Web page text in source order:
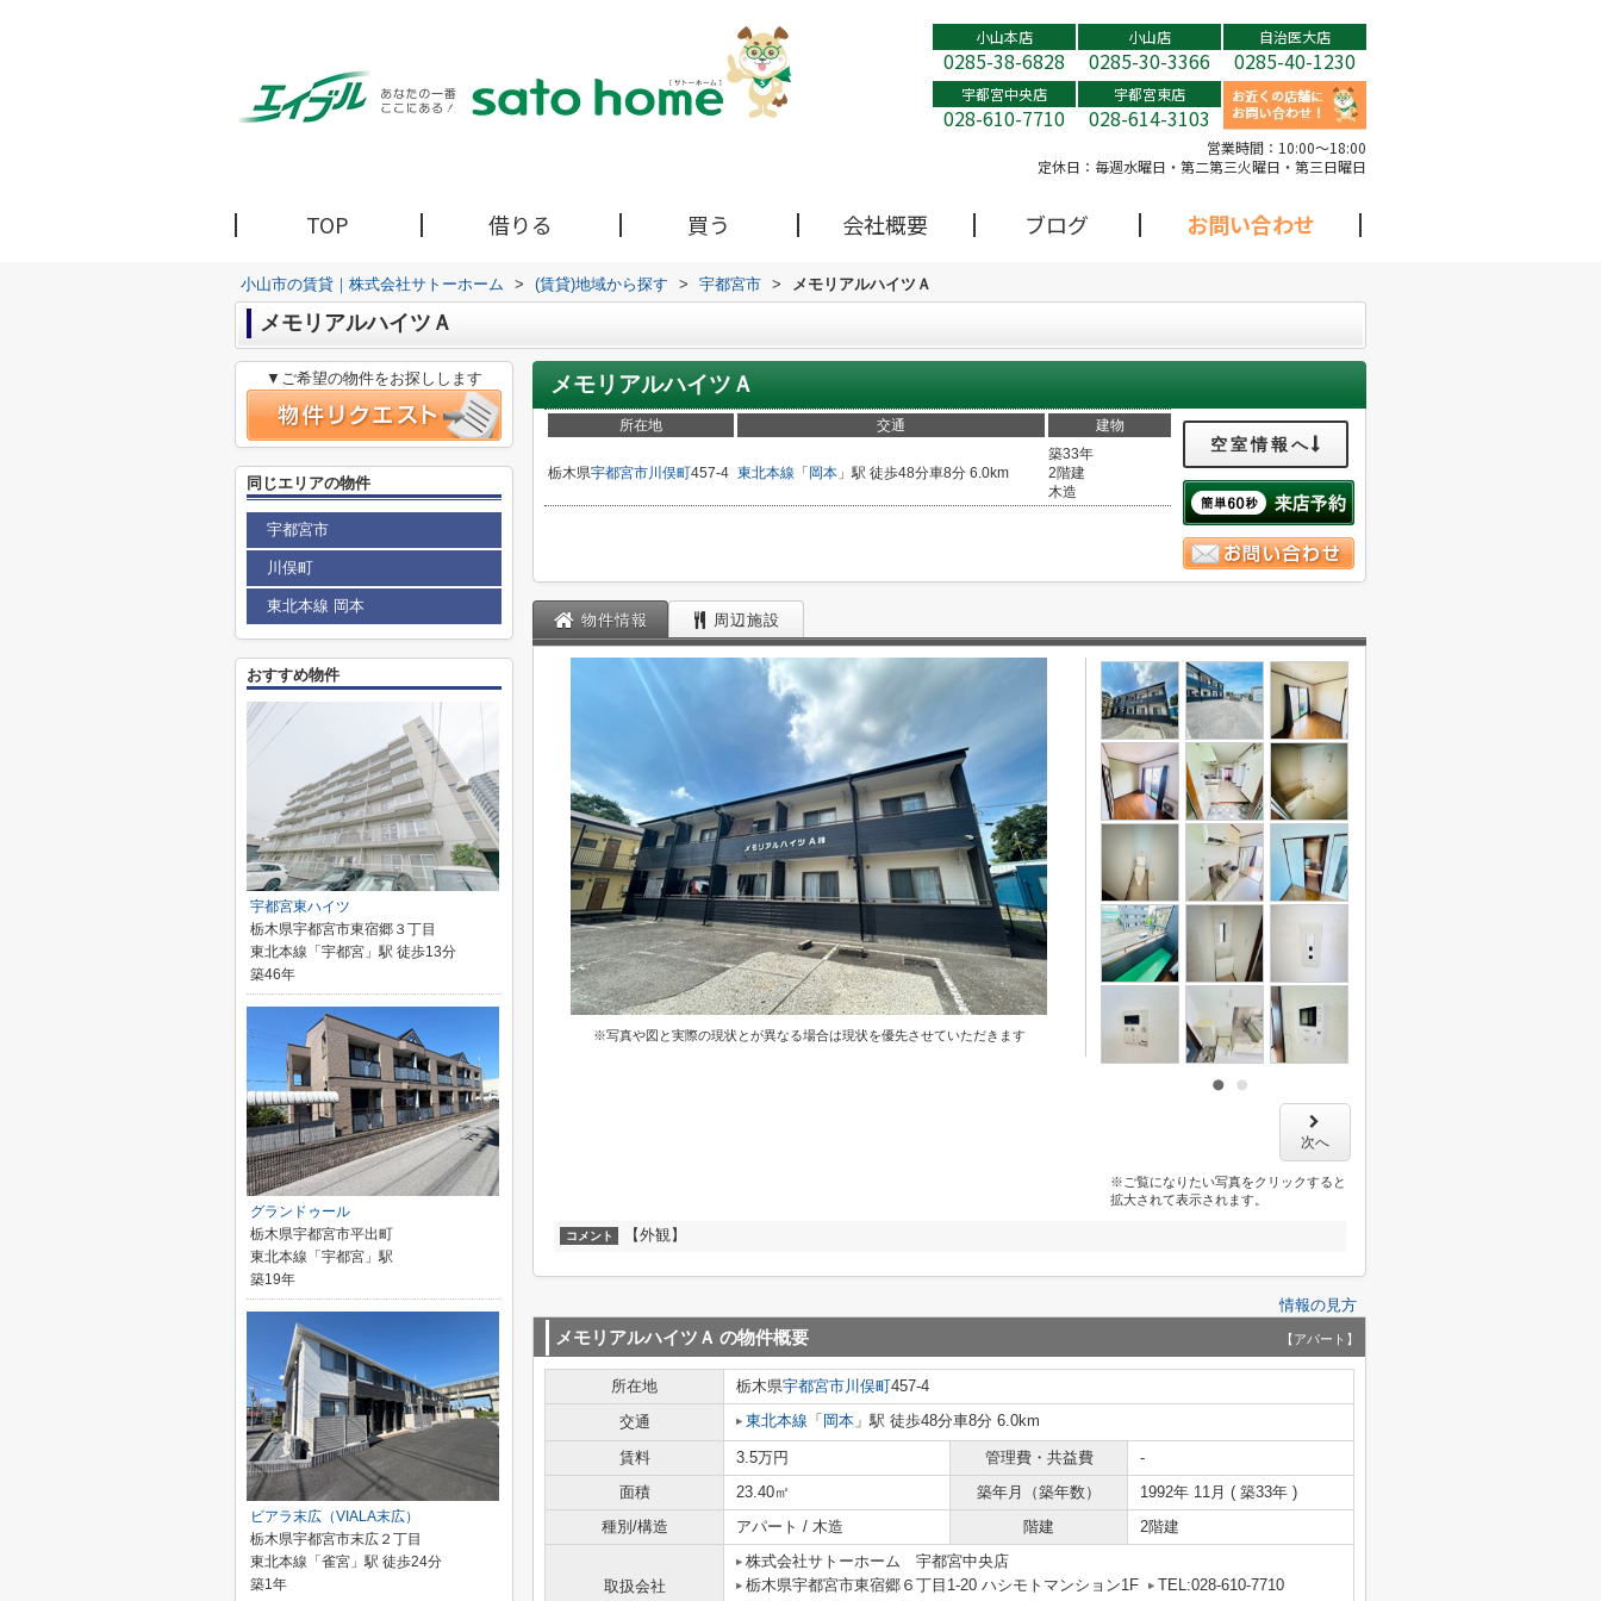
小山本店
0285-38-6828
小山店
0285-30-3366
自治医大店
0285-40-1230
宇都宮中央店
028-610-7710
宇都宮東店
028-614-3103
営業時間： 10:00～18:00
定休日： 毎週水曜日・第二第三火曜日・第三日曜日
TOP 借りる 買う 会社概要 ブログ お問い合わせ
小山市の賃貸｜株式会社サトーホーム > (賃貸)地域から探す > 宇都宮市 > メモリアルハイツＡ
メモリアルハイツＡ
メモリアルハイツＡ
所在地 交通 建物
栃木県宇都宮市川俣町457-4 東北本線 「 岡本 」駅 徒歩48分車8分 6.0km
築33年
2階建
木造
空室情報へ
物件情報 周辺施設
※写真や図と実際の現状とが異なる場合は現状を優先させていただきます
次へ
※ご覧になりたい写真をクリックすると
拡大されて表示されます。
コメント 【外観】
情報の見方
メモリアルハイツＡ の物件概要 【アパート】
所在地 栃木県宇都宮市川俣町457-4
交通
東北本線 「 岡本 」駅 徒歩48分車8分 6.0km
賃料 3.5万円 管理費・共益費
-
面積
23.40㎡ 築年月（築年数）
1992年 11月 ( 築33年 )
種別/構造
アパート / 木造 階建 2階建
取扱会社
株式会社サトーホーム 宇都宮中央店
栃木県宇都宮市東宿郷６丁目1-20 ハシモトマンション1F
TEL:028-610-7710
▼ご希望の物件をお探しします
同じエリアの物件
宇都宮市
川俣町
東北本線 岡本
おすすめ物件
宇都宮東ハイツ
栃木県宇都宮市東宿郷３丁目
東北本線「宇都宮」駅 徒歩13分
築46年
グランドゥール
栃木県宇都宮市平出町
東北本線「宇都宮」駅
築19年
ビアラ末広（VIALA末広）
栃木県宇都宮市末広２丁目
東北本線「雀宮」駅 徒歩24分
築1年